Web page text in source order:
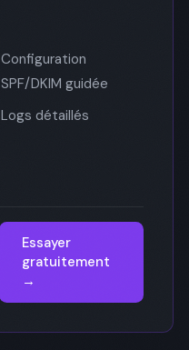
Configuration
SPF/DKIM guidée
Logs détaillés
Essayer
gratuitement
→